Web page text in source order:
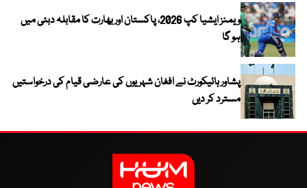
ویمنز ایشیا کپ 2026، پاکستان اور بھارت کا مقابلہ دبئی میں
ہو گا
پشاور ہائیکورٹ نے افغان شہریوں کی عارضی قیام کی درخواستیں
مسترد کر دیں